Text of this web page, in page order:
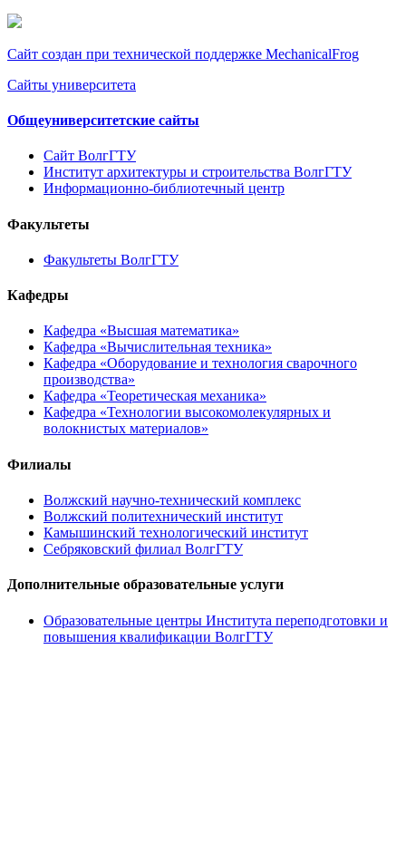
Сайт создан при технической поддержке MechanicalFrog
Сайты университета
Общеуниверситетские сайты
Сайт ВолгГТУ
Институт архитектуры и строительства ВолгГТУ
Информационно-библиотечный центр
Факультеты
Факультеты ВолгГТУ
Кафедры
Кафедра «Высшая математика»
Кафедра «Вычислительная техника»
Кафедра «Оборудование и технология сварочного
производства»
Кафедра «Теоретическая механика»
Кафедра «Технологии высокомолекулярных и
волокнистых материалов»
Филиалы
Волжский научно-технический комплекс
Волжский политехнический институт
Камышинский технологический институт
Себряковский филиал ВолгГТУ
Дополнительные образовательные услуги
Образовательные центры Института переподготовки и
повышения квалификации ВолгГТУ